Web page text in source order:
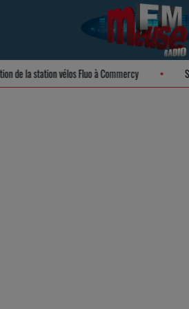
de la station vélos Fluo à Commercy